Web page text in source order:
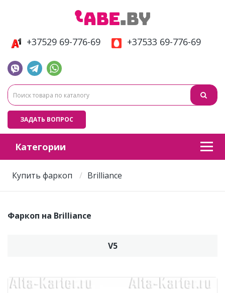
+37529 69-776-69 +37533 69-776-69
ЗАДАТЬ ВОПРОС
Категории
Купить фаркоп Brilliance
Фаркоп на Brilliance
V5